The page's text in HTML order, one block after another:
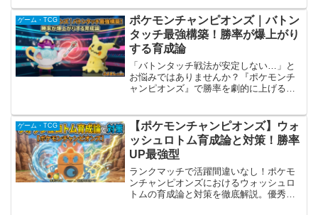
て損をする前に、今すぐチェックしてバ
トルを楽しみましょう！
ゲーム・TCG
ポケモンチャンピオンズ｜バトン
タッチ最強構築！勝率が爆上がり
する育成論
「バトンタッチ戦法が安定しない…」と
お悩みではありませんか？『ポケモンチ
ャンピオンズ』で勝率を劇的に上げる最
成論からエースの選び方まで、初心者に
も分かりやすく解説します。
ゲーム・TCG
【ポケモンチャンピオンズ】ウォ
ッシュロトム育成論と対策！勝率
UP最強型
ランクマッチで活躍間違いなし！ポケモ
ンチャンピオンズにおけるウォッシュロ
トムの育成論と対策を徹底解説。優秀な